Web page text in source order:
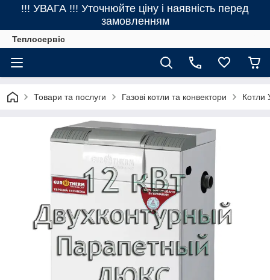
!!! УВАГА !!! Уточнюйте ціну і наявність перед
замовленням
Теплосервіс
Товари та послуги Газові котли та конвектори Котли